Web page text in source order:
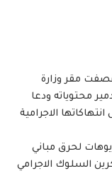
قصفت مقر وزارة
محتوياته ودعا
الاجرامية
لحرق مباني
السلوك الاجرامي